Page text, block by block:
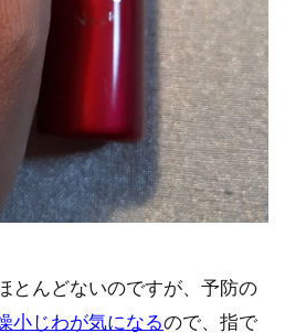
とんどないのですが、予防の
小じわが気になるので、指で